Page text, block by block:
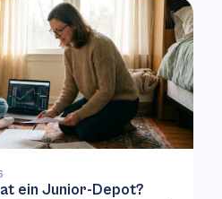
ein Junior-Depot?